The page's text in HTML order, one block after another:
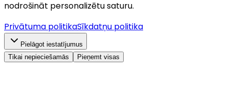
nodrošināt personalizētu saturu.
Privātuma politikaSīkdatņu politika
Pielāgot iestatījumus
Tikai nepieciešamās
Pieņemt visas